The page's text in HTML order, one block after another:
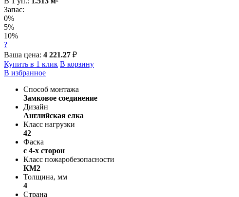
Запас:
0%
5%
10%
?
Ваша цена: 4 221.27 ₽
Купить в 1 клик В корзину
В избранное
Способ монтажа
Замковое соединение
Дизайн
Английская елка
Класс нагрузки
42
Фаска
с 4-х сторон
Класс пожаробезопасности
КМ2
Толщина, мм
4
Страна